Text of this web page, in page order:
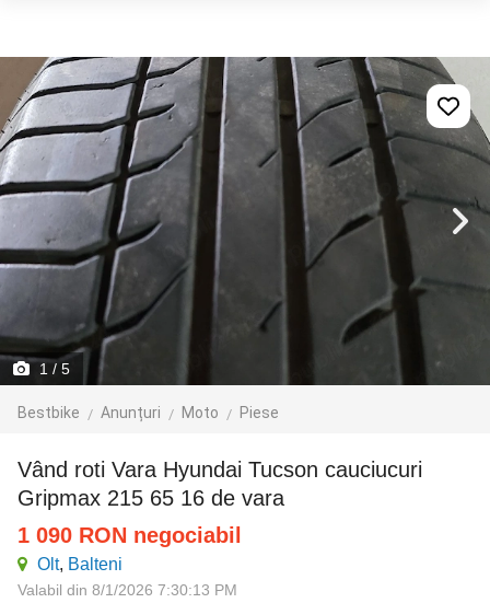
1 / 5
Bestbike Anunțuri Moto Piese
Vând roti Vara Hyundai Tucson cauciucuri
Gripmax 215 65 16 de vara
1 090 RON negociabil
Olt, Balteni
Valabil din 8/1/2026 7:30:13 PM